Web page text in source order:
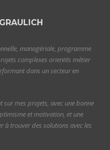
managériale, programme
complexes orientés métier
dans un secteur en
mes projets, avec une bonne
et motivation, et une
à trouver des solutions avec les